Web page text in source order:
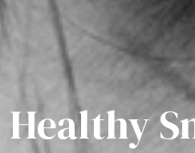
Healthy